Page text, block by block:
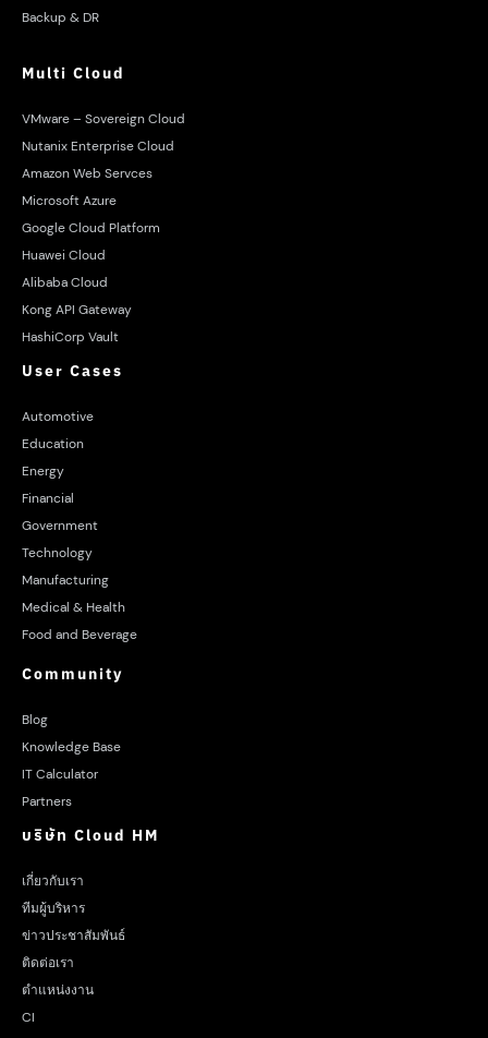
Backup & DR
Multi Cloud
VMware – Sovereign Cloud
Nutanix Enterprise Cloud
Amazon Web Servces
Microsoft Azure
Google Cloud Platform
Huawei Cloud
Alibaba Cloud
Kong API Gateway
HashiCorp Vault
User Cases
Automotive
Education
Energy
Financial
Government
Technology
Manufacturing
Medical & Health
Food and Beverage
Community
Blog
Knowledge Base
IT Calculator
Partners
บริษัท Cloud HM
เกี่ยวกับเรา
ทีมผู้บริหาร
ข่าวประชาสัมพันธ์
ติดต่อเรา
ตำแหน่งงาน
CI